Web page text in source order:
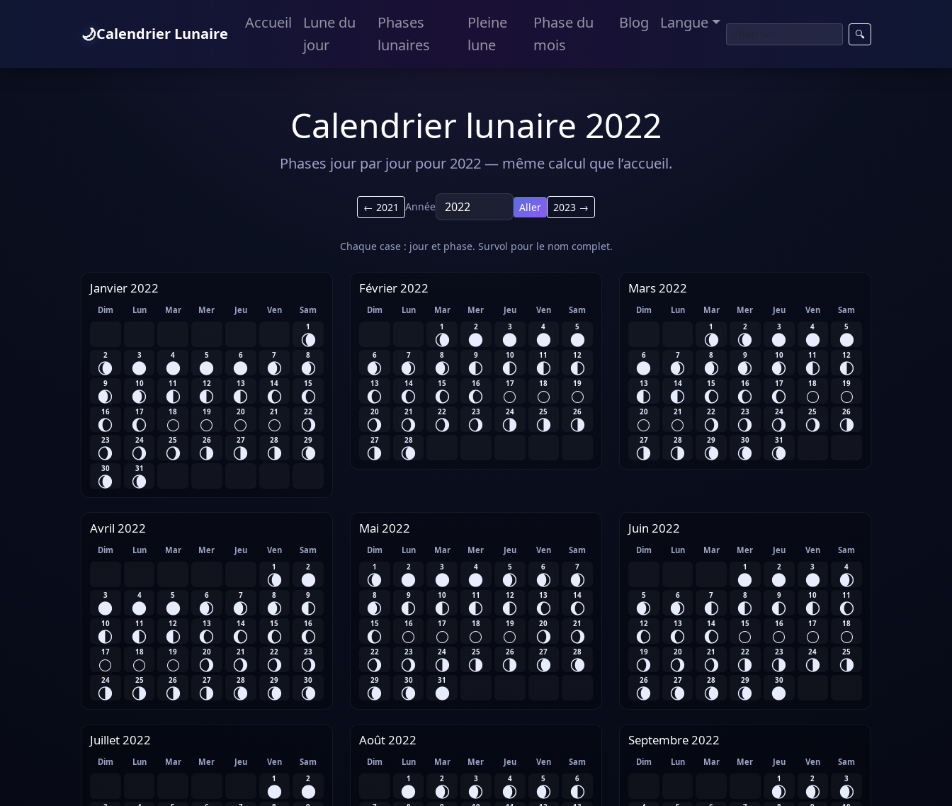
🌙Calendrier Lunaire
Accueil
Lune du
jour
Phases
lunaires
Pleine
lune
Phase du
mois
Blog Langue
🔍
Calendrier lunaire 2022
Phases jour par jour pour 2022 — même calcul que l’accueil.
← 2021 Année Aller 2023 →
Chaque case : jour et phase. Survol pour le nom complet.
Janvier 2022
Dim Lun Mar Mer Jeu Ven Sam
1
🌘
2
🌘
3
🌑
4
🌑
5
🌑
6
🌑
7
🌒
8
🌒
9
🌒
10
🌒
11
🌓
12
🌓
13
🌓
14
🌔
15
🌔
16
🌔
17
🌔
18
🌕
19
🌕
20
🌕
21
🌕
22
🌖
23
🌖
24
🌖
25
🌖
26
🌗
27
🌗
28
🌗
29
🌘
30
🌘
31
🌘
Février 2022
Dim Lun Mar Mer Jeu Ven Sam
1
🌘
2
🌑
3
🌑
4
🌑
5
🌑
6
🌒
7
🌒
8
🌒
9
🌓
10
🌓
11
🌓
12
🌓
13
🌔
14
🌔
15
🌔
16
🌔
17
🌕
18
🌕
19
🌕
20
🌖
21
🌖
22
🌖
23
🌖
24
🌗
25
🌗
26
🌗
27
🌗
28
🌘
Mars 2022
Dim Lun Mar Mer Jeu Ven Sam
1
🌘
2
🌘
3
🌑
4
🌑
5
🌑
6
🌑
7
🌒
8
🌒
9
🌒
10
🌒
11
🌓
12
🌓
13
🌓
14
🌓
15
🌔
16
🌔
17
🌔
18
🌕
19
🌕
20
🌕
21
🌕
22
🌖
23
🌖
24
🌖
25
🌖
26
🌗
27
🌗
28
🌗
29
🌘
30
🌘
31
🌘
Avril 2022
Dim Lun Mar Mer Jeu Ven Sam
1
🌘
2
🌑
3
🌑
4
🌑
5
🌑
6
🌒
7
🌒
8
🌒
9
🌓
10
🌓
11
🌓
12
🌓
13
🌔
14
🌔
15
🌔
16
🌔
17
🌕
18
🌕
19
🌕
20
🌖
21
🌖
22
🌖
23
🌖
24
🌗
25
🌗
26
🌗
27
🌗
28
🌘
29
🌘
30
🌘
Mai 2022
Dim Lun Mar Mer Jeu Ven Sam
1
🌘
2
🌑
3
🌑
4
🌑
5
🌒
6
🌒
7
🌒
8
🌒
9
🌓
10
🌓
11
🌓
12
🌓
13
🌔
14
🌔
15
🌔
16
🌕
17
🌕
18
🌕
19
🌕
20
🌖
21
🌖
22
🌖
23
🌖
24
🌗
25
🌗
26
🌗
27
🌘
28
🌘
29
🌘
30
🌘
31
🌑
Juin 2022
Dim Lun Mar Mer Jeu Ven Sam
1
🌑
2
🌑
3
🌑
4
🌒
5
🌒
6
🌒
7
🌓
8
🌓
9
🌓
10
🌓
11
🌔
12
🌔
13
🌔
14
🌔
15
🌕
16
🌕
17
🌕
18
🌕
19
🌖
20
🌖
21
🌖
22
🌗
23
🌗
24
🌗
25
🌗
26
🌘
27
🌘
28
🌘
29
🌘
30
🌑
Juillet 2022
Dim Lun Mar Mer Jeu Ven Sam
1
🌑
2
🌑
Août 2022
Dim Lun Mar Mer Jeu Ven Sam
1
🌑
2
🌒
3
🌒
4
🌒
5
🌒
6
🌓
Septembre 2022
Dim Lun Mar Mer Jeu Ven Sam
1
🌒
2
🌒
3
🌒